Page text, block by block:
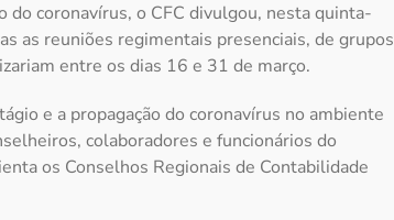
do coronavírus, o CFC divulgou, nesta quinta-
as reuniões regimentais presenciais, de grupos
entre os dias 16 e 31 de março.
e a propagação do coronavírus no ambiente
colaboradores e funcionários do
os Conselhos Regionais de Contabilidade